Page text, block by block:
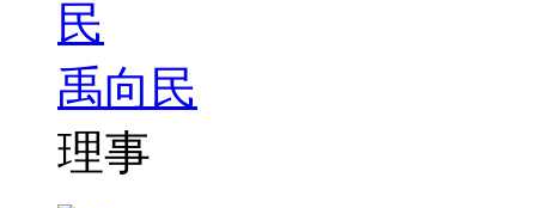
禹向民
理事